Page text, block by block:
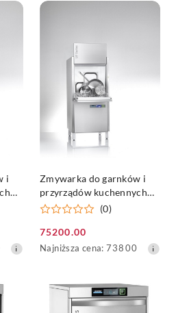
i
Zmywarka do garnków i
przyrządów kuchennych
Winterhalter UF-M
(0)
Cena
promocyjna:
75200.00
Najniższa
30
Najniższa cena: 73800